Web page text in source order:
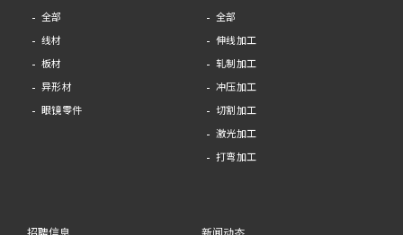
全部
线材
板材
异形材
眼镜零件
全部
伸线加工
轧制加工
冲压加工
切割加工
激光加工
打弯加工
招聘信息 新闻动态